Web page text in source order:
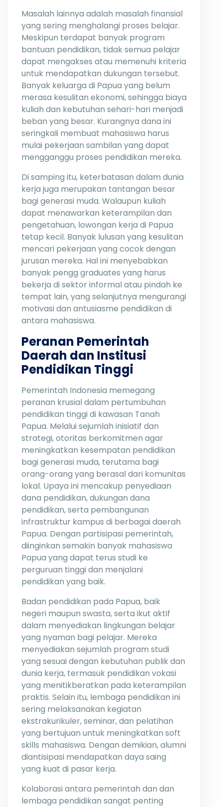
Masalah lainnya adalah masalah finansial
yang sering menghalangi proses belajar.
Meskipun terdapat banyak program
bantuan pendidikan, tidak semua pelajar
dapat mengakses atau memenuhi kriteria
untuk mendapatkan dukungan tersebut.
Banyak keluarga di Papua yang belum
merasa kesulitan ekonomi, sehingga biaya
kuliah dan kebutuhan sehari-hari menjadi
beban yang besar. Kurangnya dana ini
seringkali membuat mahasiswa harus
mulai pekerjaan sambilan yang dapat
mengganggu proses pendidikan mereka.
Di samping itu, keterbatasan dalam dunia
kerja juga merupakan tantangan besar
bagi generasi muda. Walaupun kuliah
dapat menawarkan keterampilan dan
pengetahuan, lowongan kerja di Papua
tetap kecil. Banyak lulusan yang kesulitan
mencari pekerjaan yang cocok dengan
jurusan mereka. Hal ini menyebabkan
banyak pengg graduates yang harus
bekerja di sektor informal atau pindah ke
tempat lain, yang selanjutnya mengurangi
motivasi dan antusiasme pendidikan di
antara mahasiswa.
Peranan Pemerintah
Daerah dan Institusi
Pendidikan Tinggi
Pemerintah Indonesia memegang
peranan krusial dalam pertumbuhan
pendidikan tinggi di kawasan Tanah
Papua. Melalui sejumlah inisiatif dan
strategi, otoritas berkomitmen agar
meningkatkan kesempatan pendidikan
bagi generasi muda, terutama bagi
orang-orang yang berasal dari komunitas
lokal. Upaya ini mencakup penyediaan
dana pendidikan, dukungan dana
pendidikan, serta pembangunan
infrastruktur kampus di berbagai daerah
Papua. Dengan partisipasi pemerintah,
diinginkan semakin banyak mahasiswa
Papua yang dapat terus studi ke
perguruan tinggi dan menjalani
pendidikan yang baik.
Badan pendidikan pada Papua, baik
negeri maupun swasta, serta ikut aktif
dalam menyediakan lingkungan belajar
yang nyaman bagi pelajar. Mereka
menyediakan sejumlah program studi
yang sesuai dengan kebutuhan publik dan
dunia kerja, termasuk pendidikan vokasi
yang menitikberatkan pada keterampilan
praktis. Selain itu, lembaga pendidikan ini
sering melaksanakan kegiatan
ekstrakurikuler, seminar, dan pelatihan
yang bertujuan untuk meningkatkan soft
skills mahasiswa. Dengan demikian, alumni
diantisipasi mendapatkan daya saing
yang kuat di pasar kerja.
Kolaborasi antara pemerintah dan dan
lembaga pendidikan sangat penting